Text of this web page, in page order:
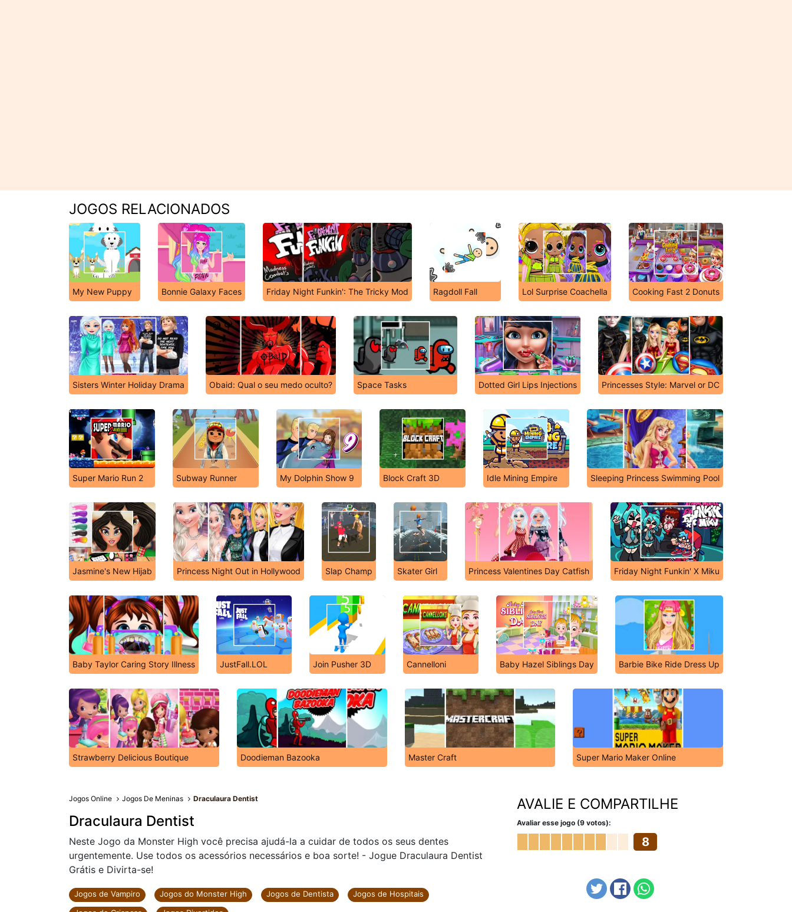
JOGOS RELACIONADOS
My New Puppy Bonnie Galaxy Faces Friday Night Funkin': The Tricky Mod Ragdoll Fall Lol Surprise Coachella Cooking Fast 2 Donuts
Sisters Winter Holiday Drama Obaid: Qual o seu medo oculto? Space Tasks Dotted Girl Lips Injections Princesses Style: Marvel or DC
Super Mario Run 2 Subway Runner My Dolphin Show 9 Block Craft 3D Idle Mining Empire Sleeping Princess Swimming Pool
Jasmine's New Hijab Princess Night Out in Hollywood Slap Champ Skater Girl Princess Valentines Day Catfish Friday Night Funkin' X Miku
Baby Taylor Caring Story Illness JustFall.LOL Join Pusher 3D Cannelloni Baby Hazel Siblings Day Barbie Bike Ride Dress Up
Strawberry Delicious Boutique Doodieman Bazooka Master Craft Super Mario Maker Online
Jogos Online Jogos De Meninas Draculaura Dentist
Draculaura Dentist
Neste Jogo da Monster High você precisa ajudá-la a cuidar de todos os seus dentes
urgentemente. Use todos os acessórios necessários e boa sorte! - Jogue Draculaura Dentist
Grátis e Divirta-se!
Jogos de Vampiro Jogos do Monster High Jogos de Dentista
Jogos de Hospitais
AVALIE E COMPARTILHE
Avaliar esse jogo (9 votos):
8